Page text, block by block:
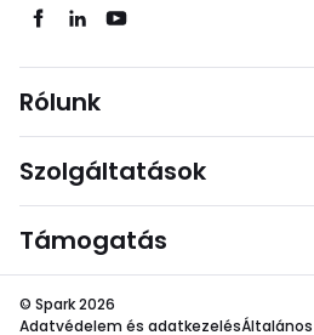
Rólunk
Szolgáltatások
Támogatás
© Spark 2026
Adatvédelem és adatkezelés